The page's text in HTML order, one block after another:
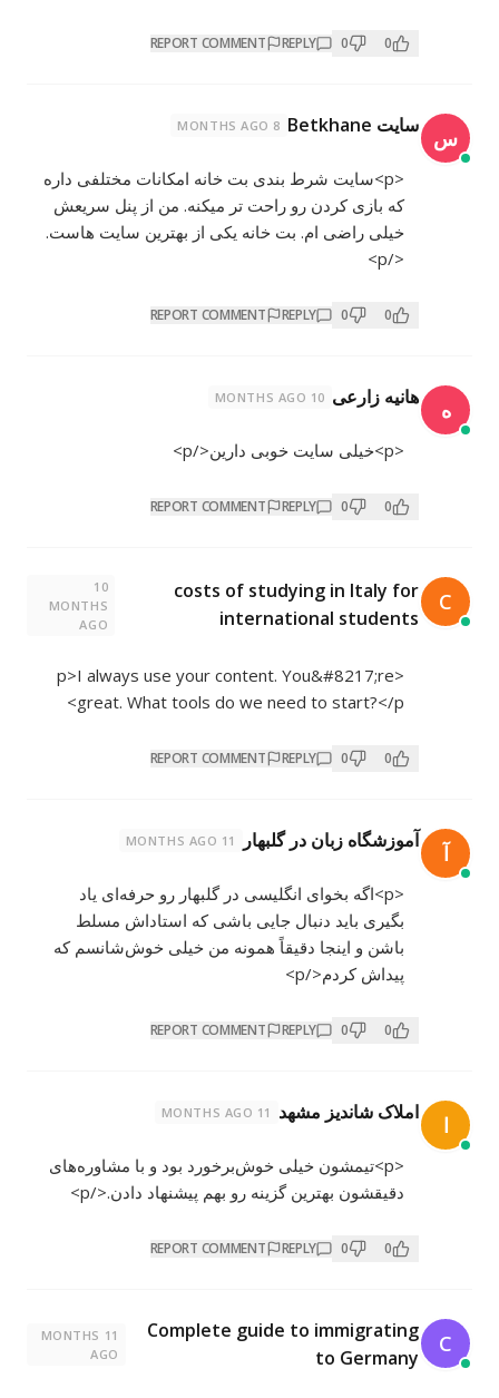
0
0
REPLY
REPORT COMMENT
س سایت Betkhane 8 MONTHS AGO
<p>سایت شرط بندی بت خانه امکانات مختلفی داره
که بازی کردن رو راحت تر میکنه. من از پنل سریعش
خیلی راضی ام. بت خانه یکی از بهترین سایت هاست.
</p>
0
0
REPLY
REPORT COMMENT
ه هانیه زارعی 10 MONTHS AGO
<p>خیلی سایت خوبی دارین</p>
0
0
REPLY
REPORT COMMENT
C
costs of studying in Italy for
international students
10
MONTHS
AGO
<p>I always use your content. You&#8217;re
great. What tools do we need to start?</p>
0
0
REPLY
REPORT COMMENT
آ آموزشگاه زبان در گلبهار 11 MONTHS AGO
<p>اگه بخوای انگلیسی در گلبهار رو حرفه‌ای یاد
بگیری باید دنبال جایی باشی که استاداش مسلط
باشن و اینجا دقیقاً همونه من خیلی خوش‌شانسم که
پیداش کردم</p>
0
0
REPLY
REPORT COMMENT
ا املاک شاندیز مشهد 11 MONTHS AGO
<p>تیمشون خیلی خوش‌برخورد بود و با مشاوره‌های
دقیقشون بهترین گزینه رو بهم پیشنهاد دادن.</p>
0
0
REPLY
REPORT COMMENT
C
Complete guide to immigrating
to Germany
11 MONTHS
AGO